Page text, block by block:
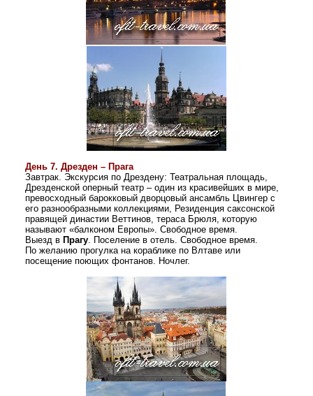
День 7. Дрезден – Прага
Завтрак. Экскурсия по Дрездену: Театральная площадь,
Дрезденской оперный театр – один из красивейших в мире,
превосходный барокковый дворцовый ансамбль Цвингер с
его разнообразными коллекциями, Резиденция саксонской
правящей династии Веттинов, тераса Брюля, которую
называют «балконом Европы». Свободное время.
Выезд в Прагу. Поселение в отель. Свободное время.
По желанию прогулка на кораблике по Влтаве или
посещение поющих фонтанов. Ночлег.